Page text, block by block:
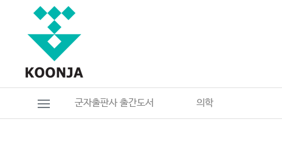
군자출판사 출간도서 의학